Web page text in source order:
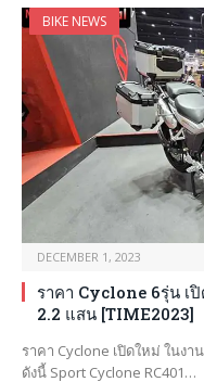
BIKE NEWS
DECEMBER 1, 2023
ราคา Cyclone 6รุ่น เ
2.2 แสน [TIME2023]
ราคา Cyclone เปิดใหม่ ในงา
ดังนี้ Sport Cyclone RC401…